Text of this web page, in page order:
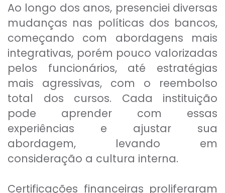
Ao longo dos anos, presenciei diversas
mudanças nas políticas dos bancos,
começando com abordagens mais
integrativas, porém pouco valorizadas
pelos funcionários, até estratégias
mais agressivas, com o reembolso
total dos cursos. Cada instituição
pode aprender com essas
experiências e ajustar sua
abordagem, levando em
consideração a cultura interna.
Certificações financeiras proliferaram